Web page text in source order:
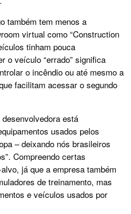
também tem menos a
virtual como “Construction
tinham pouca
o veículo “errado” significa
o incêndio ou até mesmo a
facilitam acessar o segundo
está
usados pelos
– deixando nós brasileiros
Compreendo certas
já que a empresa também
de treinamento, mas
e veículos usados por